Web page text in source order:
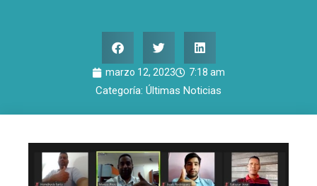
marzo 12, 2023 7:18 am
Categoría: Últimas Noticias